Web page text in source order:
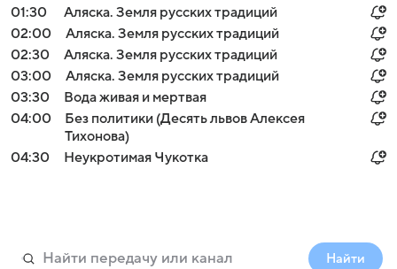
01:30
Аляска. Земля русских традиций
02:00
Аляска. Земля русских традиций
02:30
Аляска. Земля русских традиций
03:00
Аляска. Земля русских традиций
03:30
Вода живая и мертвая
04:00
Без политики (Десять львов Алексея
Тихонова)
04:30
Неукротимая Чукотка
Найти